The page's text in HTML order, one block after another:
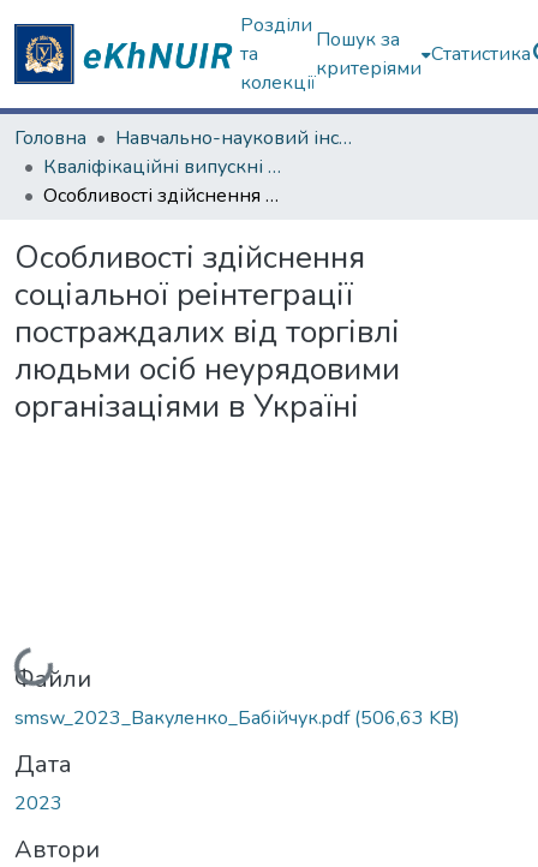
Розділи
та
колекції
Пошук за
критеріями
Статистика
Головна
Навчально-науковий інститут соціології та медіакомунікацій
Кваліфікаційні випускні роботи бакалаврів. Навчально-науковий інститут соціології та медіакомунікацій
Особливості здійснення соціальної реінтеграції постраждалих від торгівлі людьми осіб неурядовими організаціями в Україні
Особливості здійснення
соціальної реінтеграції
постраждалих від торгівлі
людьми осіб неурядовими
організаціями в Україні
Вантажиться...
Файли
smsw_2023_Вакуленко_Бабійчук.pdf(506,63 KB)
Дата
2023
Автори